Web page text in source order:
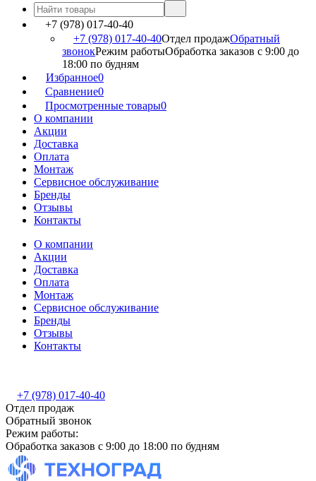
+7 (978) 017-40-40
+7 (978) 017-40-40Отдел продажОбратный
звонокРежим работыОбработка заказов с 9:00 до
18:00 по будням
Избранное0
Сравнение0
Просмотренные товары0
О компании
Акции
Доставка
Оплата
Монтаж
Сервисное обслуживание
Бренды
Отзывы
Контакты
О компании
Акции
Доставка
Оплата
Монтаж
Сервисное обслуживание
Бренды
Отзывы
Контакты
+7 (978) 017-40-40
Отдел продаж
Обратный звонок
Режим работы:
Обработка заказов с 9:00 до 18:00 по будням